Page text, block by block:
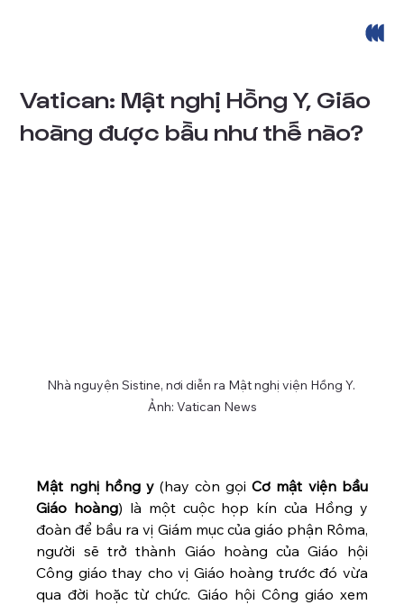
Vatican: Mật nghị Hồng Y, Giáo
hoàng được bầu như thế nào?
Nhà nguyện Sistine, nơi diễn ra Mật nghị viện Hồng Y.
Ảnh: Vatican News
Mật nghị hồng y (hay còn gọi Cơ mật viện bầu
Giáo hoàng) là một cuộc họp kín của Hồng y
đoàn để bầu ra vị Giám mục của giáo phận Rôma,
người sẽ trở thành Giáo hoàng của Giáo hội
Công giáo thay cho vị Giáo hoàng trước đó vừa
qua đời hoặc từ chức. Giáo hội Công giáo xem